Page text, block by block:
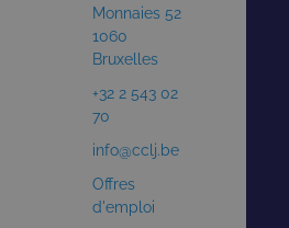
Monnaies 52
1060
Bruxelles
+32 2 543 02
70
info@cclj.be
Offres
d'emploi